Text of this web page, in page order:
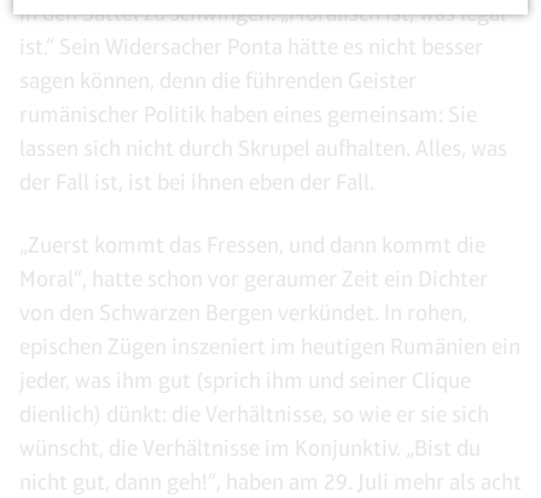
in den Sattel zu schwingen. „Moralisch ist, was legal
ist.“ Sein Widersacher Ponta hätte es nicht besser
sagen können, denn die führenden Geister
rumänischer Politik haben eines gemeinsam: Sie
lassen sich nicht durch Skrupel aufhalten. Alles, was
der Fall ist, ist bei ihnen eben der Fall.
„Zuerst kommt das Fressen, und dann kommt die
Moral“, hatte schon vor geraumer Zeit ein Dichter
von den Schwarzen Bergen verkündet. In rohen,
epischen Zügen inszeniert im heutigen Rumänien ein
jeder, was ihm gut (sprich ihm und seiner Clique
dienlich) dünkt: die Verhältnisse, so wie er sie sich
wünscht, die Verhältnisse im Konjunktiv. „Bist du
nicht gut, dann geh!“, haben am 29. Juli mehr als acht